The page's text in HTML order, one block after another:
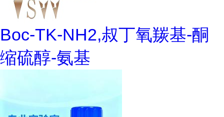
Boc-TK-NH2,叔丁氧羰基-酮
缩硫醇-氨基